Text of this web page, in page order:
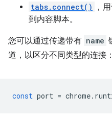
tabs.connect()
，
到内容脚本。
您可以通过传递带有 name
道，以区分不同类型的连接：
const port = chrome.